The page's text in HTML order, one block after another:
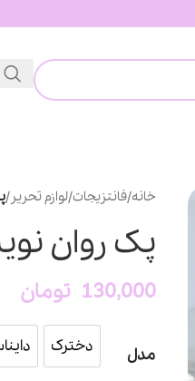
خانه/فانتزیجات/لوازم تحریر /
پک روان
130,000 تومان
مدل دخترک
دخترک